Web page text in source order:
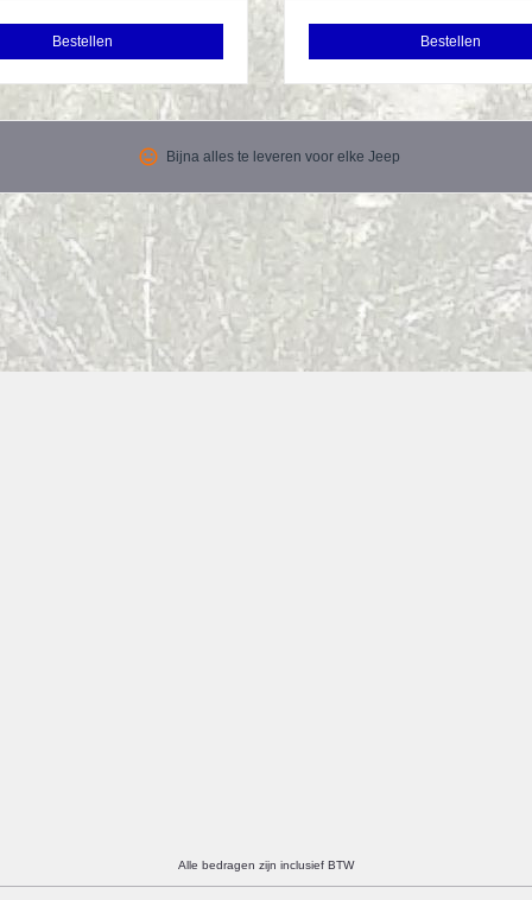
Bestellen Bestellen
tag_faces Bijna alles te leveren voor elke Jeep
Alle bedragen zijn inclusief BTW